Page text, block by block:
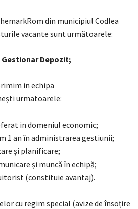
din municipiul Codlea
vacante sunt următoarele:
Depozit;
in echipa
urmatoarele:
in domeniul economic;
1 an în administrarea gestiunii;
și planificare;
și muncă în echipă;
(constituie avantaj).
cu regim special (avize de însoțire